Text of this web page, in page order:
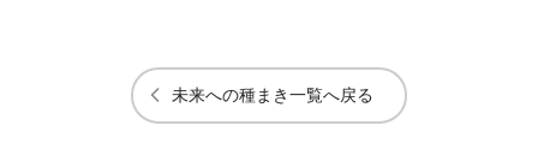
未来への種まき一覧へ戻る